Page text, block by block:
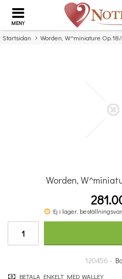
MENY
Startsidan Worden, W^miniature
Double Bass
Worden,
Ej i lager,
120456 -
BETALA ENKELT MED WALLEY